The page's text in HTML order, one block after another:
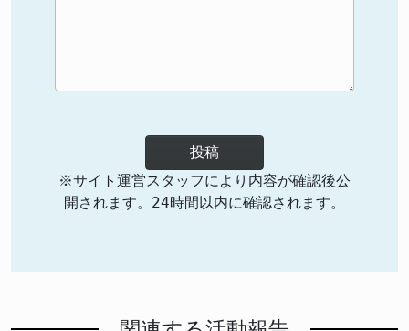
投稿
※サイト運営スタッフにより内容が確認後公
開されます。24時間以内に確認されます。